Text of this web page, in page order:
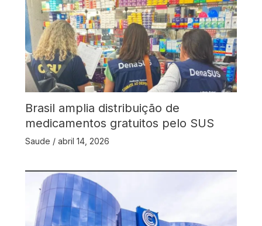
Brasil amplia distribuição de
medicamentos gratuitos pelo SUS
Saude / abril 14, 2026